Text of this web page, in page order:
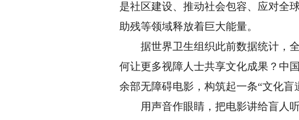
是社区建设、推动社会包容、应对全
助残等领域释放着巨大能量。
据世界卫生组织此前数据统计，全
何让更多视障人士共享文化成果？中
余部无障碍电影，构筑起一条“文化盲
用声音作眼睛，把电影讲给盲人